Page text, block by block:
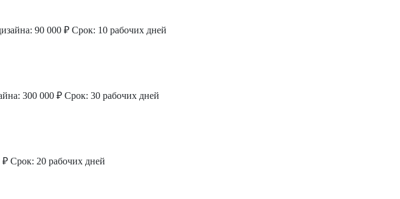
90 000 ₽ Срок: 10 рабочих дней
300 000 ₽ Срок: 30 рабочих дней
₽ Срок: 20 рабочих дней